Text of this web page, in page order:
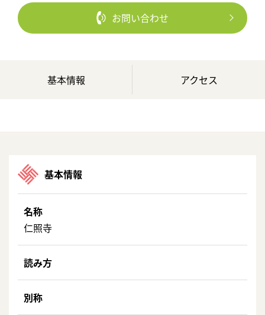
お問い合わせ
基本情報 アクセス
基本情報
名称
仁照寺
読み方
別称